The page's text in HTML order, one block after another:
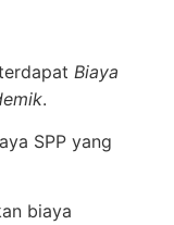
Biaya
.
SPP yang
biaya